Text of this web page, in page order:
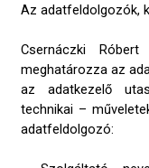
Az adatfeldolgozók,
Csernáczki
meghatározza az
az adatkezelő
technikai –
adatfeldolgozó: